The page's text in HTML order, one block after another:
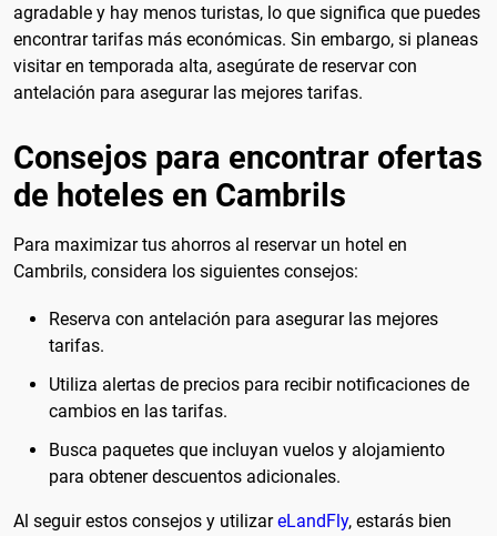
agradable y hay menos turistas, lo que significa que puedes
encontrar tarifas más económicas. Sin embargo, si planeas
visitar en temporada alta, asegúrate de reservar con
antelación para asegurar las mejores tarifas.
Consejos para encontrar ofertas
de hoteles en Cambrils
Para maximizar tus ahorros al reservar un hotel en
Cambrils, considera los siguientes consejos:
Reserva con antelación para asegurar las mejores
tarifas.
Utiliza alertas de precios para recibir notificaciones de
cambios en las tarifas.
Busca paquetes que incluyan vuelos y alojamiento
para obtener descuentos adicionales.
Al seguir estos consejos y utilizareLandFly, estarás bien